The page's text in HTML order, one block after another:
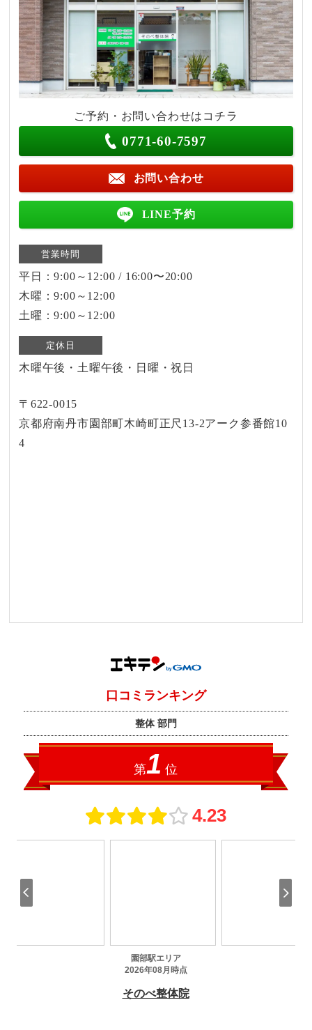
ご予約・お問い合わせはコチラ
0771-60-7597
お問い合わせ
LINE予約
営業時間
平日：9:00～12:00 / 16:00〜20:00
木曜：9:00～12:00
土曜：9:00～12:00
定休日
木曜午後・土曜午後・日曜・祝日
〒622-0015
京都府南丹市園部町木崎町正尺13-2アーク参番館10
4